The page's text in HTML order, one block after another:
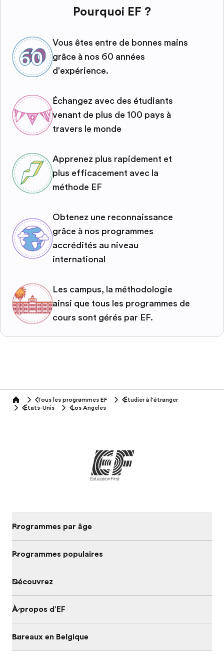
Pourquoi EF ?
Vous êtes entre de bonnes mains
grâce à nos 60 années
d'expérience.
Échangez avec des étudiants
venant de plus de 100 pays à
travers le monde
Apprenez plus rapidement et
plus efficacement avec la
méthode EF
Obtenez une reconnaissance
grâce à nos programmes
accrédités au niveau
international
Les campus, la méthodologie
ainsi que tous les programmes de
cours sont gérés par EF.
home Tous les programmes EF
Étudier à l'étranger
États-Unis
Los Angeles
Programmes par âge
Programmes populaires
Découvrez
À propos d'EF
Bureaux en Belgique